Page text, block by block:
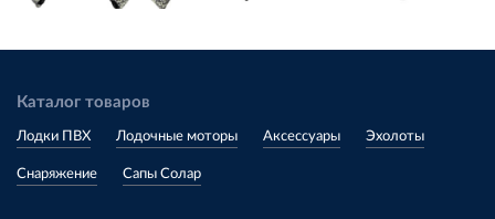
Каталог товаров
Лодки ПВХ Лодочные моторы Аксессуары Эхолоты
Снаряжение Сапы Солар